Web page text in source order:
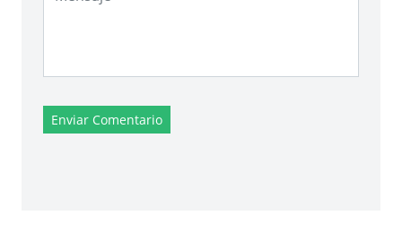
Enviar Comentario